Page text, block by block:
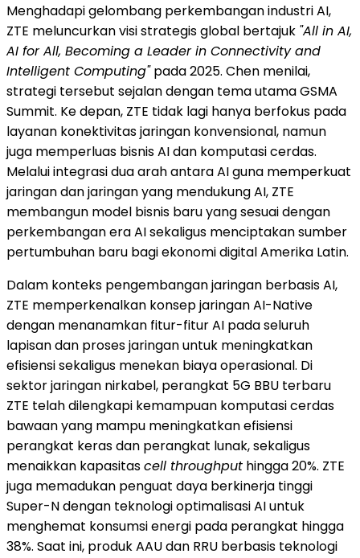
Menghadapi gelombang perkembangan industri AI,
ZTE meluncurkan visi strategis global bertajuk "All in AI,
AI for All, Becoming a Leader in Connectivity and
Intelligent Computing"pada 2025. Chen menilai,
strategi tersebut sejalan dengan tema utama GSMA
Summit. Ke depan, ZTE tidak lagi hanya berfokus pada
layanan konektivitas jaringan konvensional, namun
juga memperluas bisnis AI dan komputasi cerdas.
Melalui integrasi dua arah antara AI guna memperkuat
jaringan dan jaringan yang mendukung AI, ZTE
membangun model bisnis baru yang sesuai dengan
perkembangan era AI sekaligus menciptakan sumber
pertumbuhan baru bagi ekonomi digital Amerika Latin.
Dalam konteks pengembangan jaringan berbasis AI,
ZTE memperkenalkan konsep jaringan AI-Native
dengan menanamkan fitur-fitur AI pada seluruh
lapisan dan proses jaringan untuk meningkatkan
efisiensi sekaligus menekan biaya operasional. Di
sektor jaringan nirkabel, perangkat 5G BBU terbaru
ZTE telah dilengkapi kemampuan komputasi cerdas
bawaan yang mampu meningkatkan efisiensi
perangkat keras dan perangkat lunak, sekaligus
menaikkan kapasitascell throughput hingga 20%. ZTE
juga memadukan penguat daya berkinerja tinggi
Super-N dengan teknologi optimalisasi AI untuk
menghemat konsumsi energi pada perangkat hingga
38%. Saat ini, produk AAU dan RRU berbasis teknologi